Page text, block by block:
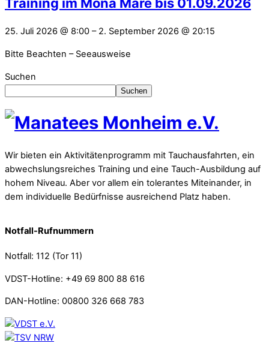
25. Juli 2026 @ 8:00 – 2. September 2026 @ 20:15
Bitte Beachten – Seeausweise
Suchen
Suchen
Wir bieten ein Aktivitätenprogramm mit Tauchausfahrten, ein
abwechslungsreiches Training und eine Tauch-Ausbildung auf
hohem Niveau. Aber vor allem ein tolerantes Miteinander, in
dem individuelle Bedürfnisse ausreichend Platz haben.
Notfall-Rufnummern
Notfall: 112 (Tor 11)
VDST-Hotline: +49 69 800 88 616
DAN-Hotline: 00800 326 668 783